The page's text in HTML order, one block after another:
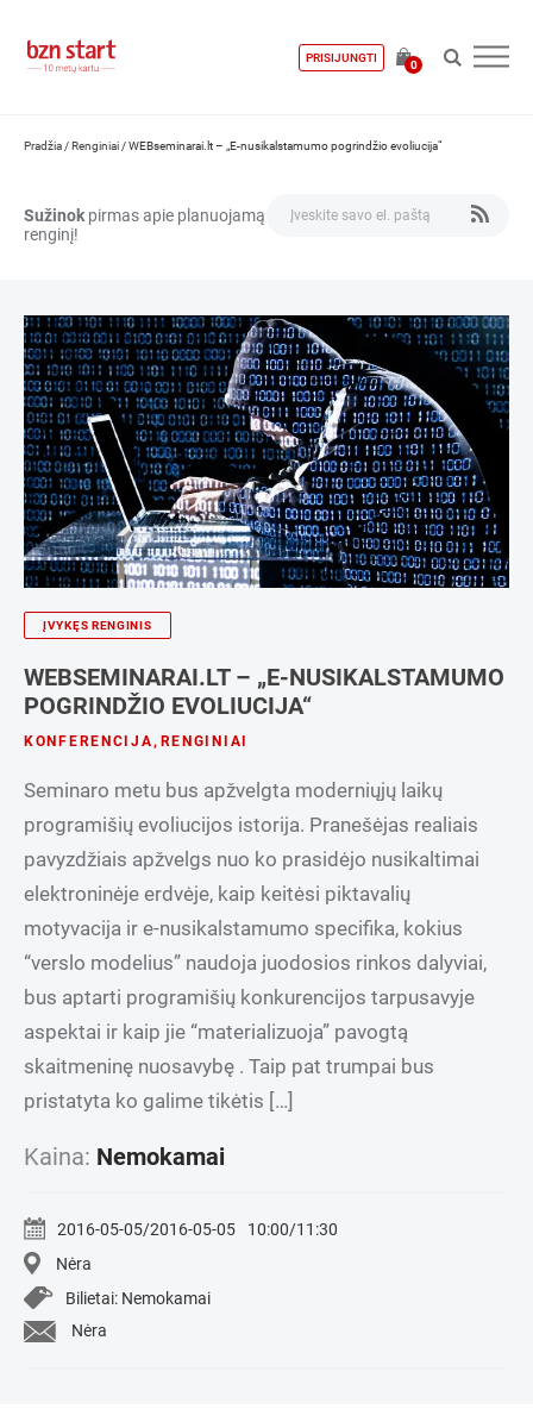
PRISIJUNGTI
0
Pradžia /Renginiai /WEBseminarai.lt – „E-nusikalstamumo pogrindžio evoliucija“
Sužinok pirmas apie planuojamą
renginį!
ĮVYKĘS RENGINIS
WEBSEMINARAI.LT – „E-NUSIKALSTAMUMO
POGRINDŽIO EVOLIUCIJA“
KONFERENCIJA, RENGINIAI
Seminaro metu bus apžvelgta moderniųjų laikų
programišių evoliucijos istorija. Pranešėjas realiais
pavyzdžiais apžvelgs nuo ko prasidėjo nusikaltimai
elektroninėje erdvėje, kaip keitėsi piktavalių
motyvacija ir e-nusikalstamumo specifika, kokius
“verslo modelius” naudoja juodosios rinkos dalyviai,
bus aptarti programišių konkurencijos tarpusavyje
aspektai ir kaip jie “materializuoja” pavogtą
skaitmeninę nuosavybę . Taip pat trumpai bus
pristatyta ko galime tikėtis […]
Kaina: Nemokamai
2016-05-05/2016-05-05
10:00/11:30
Nėra
Bilietai: Nemokamai
Nėra